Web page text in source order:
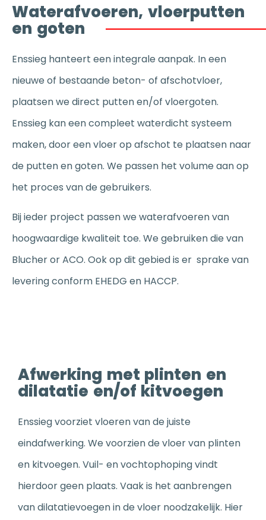
Waterafvoeren, vloerputten
en goten
Enssieg hanteert een integrale aanpak. In een
nieuwe of bestaande beton- of afschotvloer,
plaatsen we direct putten en/of vloergoten.
Enssieg kan een compleet waterdicht systeem
maken, door een vloer op afschot te plaatsen naar
de putten en goten. We passen het volume aan op
het proces van de gebruikers.
Bij ieder project passen we waterafvoeren van
hoogwaardige kwaliteit toe. We gebruiken die van
Blucher or ACO. Ook op dit gebied is er sprake van
levering conform EHEDG en HACCP.
Afwerking met plinten en
dilatatie en/of kitvoegen
Enssieg voorziet vloeren van de juiste
eindafwerking. We voorzien de vloer van plinten
en kitvoegen. Vuil- en vochtophoping vindt
hierdoor geen plaats. Vaak is het aanbrengen
van dilatatievoegen in de vloer noodzakelijk. Hier